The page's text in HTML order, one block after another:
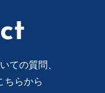
ての質問、
ちらから